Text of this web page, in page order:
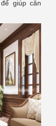
giúp căn